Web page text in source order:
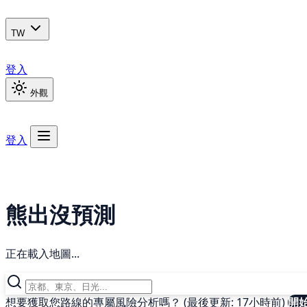
TW
登入
外觀
登入
熊出沒預測
正在載入地圖...
想要獲取您路線的專屬風險分析嗎？ (最後更新: 17小時前)開